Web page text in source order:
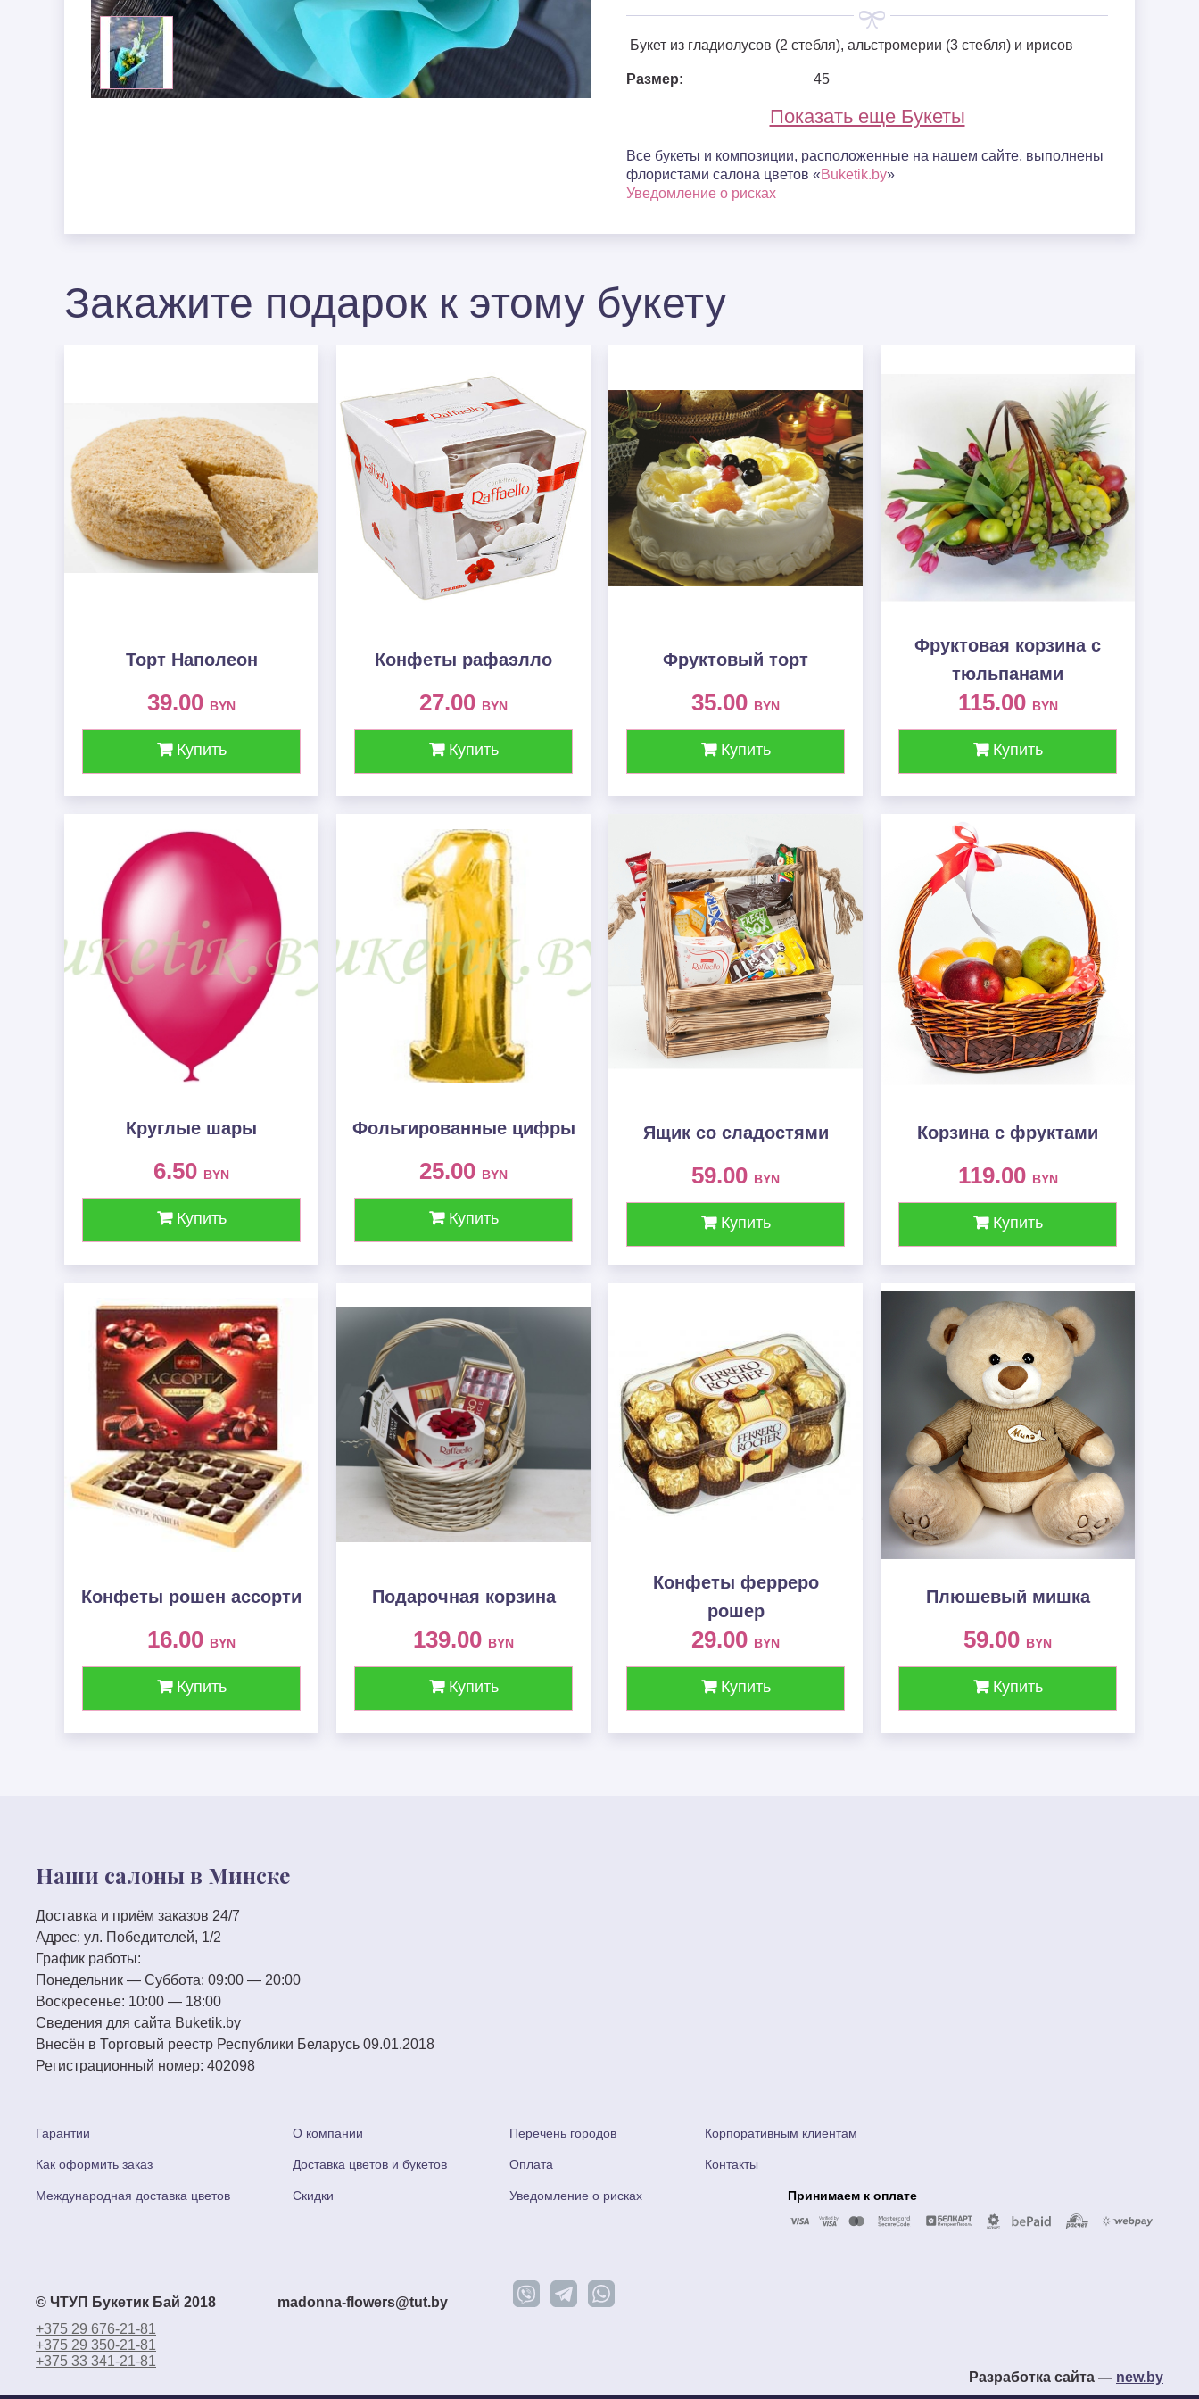
Букет из гладиолусов (2 стебля), альстромерии (3 стебля) и ирисов
Размер: 45
Показать еще Букеты
Все букеты и композиции, расположенные на нашем сайте, выполнены
флористами салона цветов «Buketik.by»
Уведомление о рисках
Закажите подарок к этому букету
Торт Наполеон
39.00 BYN
Купить
Конфеты рафаэлло
27.00 BYN
Купить
Фруктовый торт
35.00 BYN
Купить
Фруктовая корзина c
тюльпанами
115.00 BYN
Купить
Круглые шары
6.50 BYN
Купить
Фольгированные цифры
25.00 BYN
Купить
Ящик со сладостями
59.00 BYN
Купить
Корзина с фруктами
119.00 BYN
Купить
Конфеты рошен ассорти
16.00 BYN
Купить
Подарочная корзина
139.00 BYN
Купить
Конфеты ферреро
рошер
29.00 BYN
Купить
Плюшевый мишка
59.00 BYN
Купить
Наши салоны в Минске
Доставка и приём заказов 24/7
Адрес: ул. Победителей, 1/2
График работы:
Понедельник — Суббота: 09:00 — 20:00
Воскресенье: 10:00 — 18:00
Сведения для сайта Buketik.by
Внесён в Торговый реестр Республики Беларусь 09.01.2018
Регистрационный номер: 402098
Гарантии
Как оформить заказ
Международная доставка цветов
О компании
Доставка цветов и букетов
Скидки
Перечень городов
Оплата
Уведомление о рисках
Корпоративным клиентам
Контакты
Принимаем к оплате
© ЧТУП Букетик Бай 2018
madonna-flowers@tut.by
+375 29 676-21-81
+375 29 350-21-81
+375 33 341-21-81
Разработка сайта — new.by